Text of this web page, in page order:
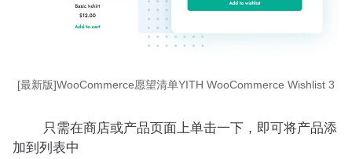
[最新版]WooCommerce愿望清单YITH WooCommerce Wishlist 3
只需在商店或产品页面上单击一下，即可将产品添
加到列表中